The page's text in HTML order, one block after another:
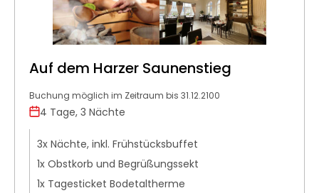
Auf dem Harzer Saunenstieg
Buchung möglich im Zeitraum bis 31.12.2100
4 Tage, 3 Nächte
3x Nächte, inkl. Frühstücksbuffet
1x Obstkorb und Begrüßungssekt
1x Tagesticket Bodetaltherme